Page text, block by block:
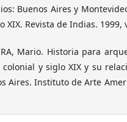
Buenos Aires y
XIX. Revista de Indias. 1999,
Mario. Historia para
colonial y siglo XIX y su
Aires. Instituto de Arte